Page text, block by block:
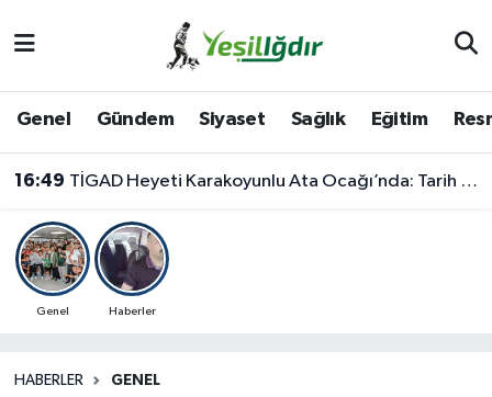
Genel Gündem Siyaset Sağlık Eğitim
16:49 TİGAD Heyeti Karakoyunlu Ata Ocağı’nda: Tarih ve Kültür Aynı Çatı Altında Buluştu
Genel Haberler
HABERLER GENEL
İğdir Namaz Vakitleri
Iğdır Trafik Yoğunluk Haritası
Süper Lig Puan Durumu ve Fikstür